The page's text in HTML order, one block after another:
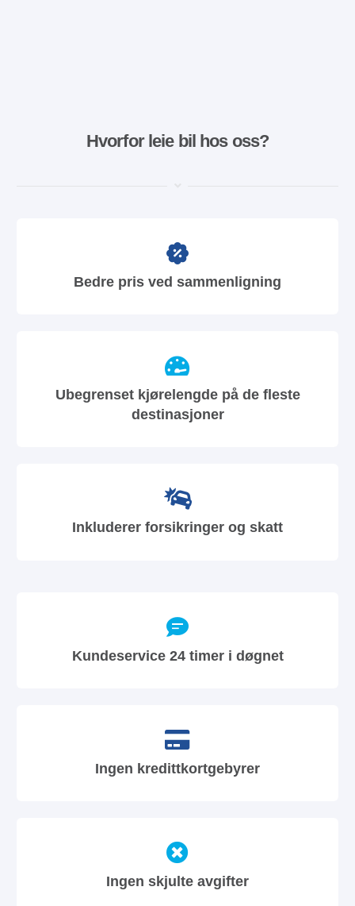
Hvorfor leie bil hos oss?
Bedre pris ved sammenligning
Ubegrenset kjørelengde på de fleste
destinasjoner
Inkluderer forsikringer og skatt
Kundeservice 24 timer i døgnet
Ingen kredittkortgebyrer
Ingen skjulte avgifter